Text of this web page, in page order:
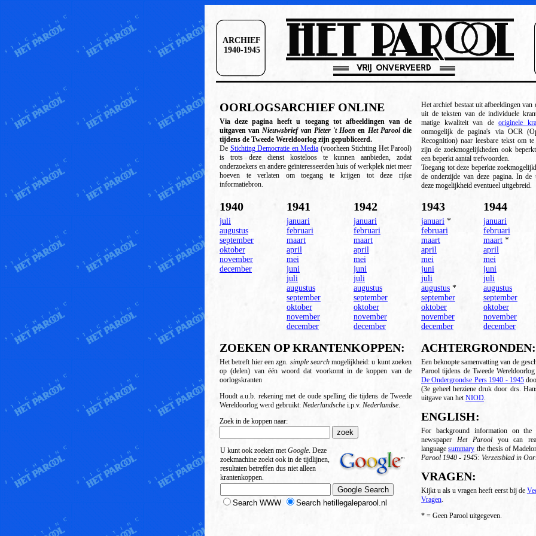
ARCHIEF
1940-1945
OORLOGSARCHIEF ONLINE
Via deze pagina heeft u toegang tot afbeeldingen van de
uitgaven vanNieuwsbrief van Pieter 't Hoen en Het Parooldie
tijdens de Tweede Wereldoorlog zijn gepubliceerd.
De Stichting Democratie en Media (voorheen Stichting Het Parool)
is trots deze dienst kosteloos te kunnen aanbieden, zodat
onderzoekers en andere geïnteresseerden huis of werkplek niet meer
hoeven te verlaten om toegang te krijgen tot deze rijke
informatiebron.
Het archief bestaat uit afbeeldingen van
uit de teksten van de individuele
matige kwaliteit van deoriginele
onmogelijk de pagina's via OCR
Recognition) naar leesbare tekst om
zijn de zoekmogelijkheden ook
een beperkt aantal trefwoorden.
Toegang tot deze beperkte
de onderzijde van deze pagina. In de
deze mogelijkheid eventueel uitgebreid.
1940
juli
augustus
september
oktober
november
december
1941
januari
februari
maart
april
mei
juni
juli
augustus
september
oktober
november
december
1942
januari
februari
maart
april
mei
juni
juli
augustus
september
oktober
november
december
1943
januari *
februari
maart
april
mei
juni
juli
augustus *
september
oktober
november
december
1944
januari
februari
maart *
april
mei
juni
juli
augustus
september
oktober
november
december
ZOEKEN OP KRANTENKOPPEN:
Het betreft hier een zgn. simple searchmogelijkheid: u kunt zoeken
op (delen) van één woord dat voorkomt in de koppen van de
oorlogskranten
Houdt a.u.b. rekening met de oude spelling die tijdens de Tweede
Wereldoorlog werd gebruikt: Nederlandsche i.p.v. Nederlandse.
Zoek in de koppen naar:
U kunt ook zoeken metGoogle. Deze
zoekmachine zoekt ook in de tijdlijnen,
resultaten betreffen dus niet alleen
krantenkoppen.
Search WWW Search hetillegaleparool.nl
ACHTERGRONDEN:
Een beknopte samenvatting van de
Parool tijdens de Tweede
De Ondergrondse Pers 1940 - 1945
(3e geheel herziene druk door drs.
uitgave van hetNIOD.
ENGLISH:
For background information on the
newspaper Het Paroolyou can
languagesummary the thesis of
Parool 1940 - 1945: Verzetsblad in
VRAGEN:
Kijkt u als u vragen heeft eerst bij de
Vragen.
* = Geen Parool uitgegeven.